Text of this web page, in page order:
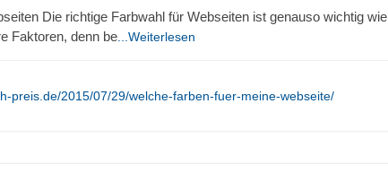
Die richtige Farbwahl für Webseiten ist genauso wichtig wie
Faktoren, denn be ...Weiterlesen
preis.de/2015/07/29/welche-farben-fuer-meine-webseite/